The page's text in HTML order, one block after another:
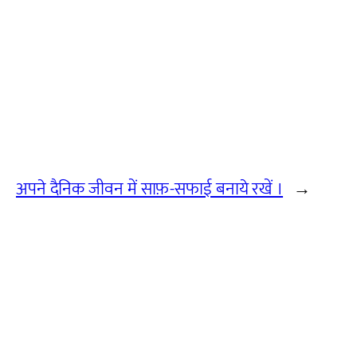
अपने दैनिक जीवन में साफ़-सफाई बनाये रखें । →